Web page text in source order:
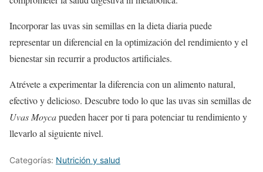
Incorporar las uvas sin semillas en la dieta diaria puede
representar un diferencial en la optimización del rendimiento y el
bienestar sin recurrir a productos artificiales.
Atrévete a experimentar la diferencia con un alimento natural,
efectivo y delicioso. Descubre todo lo que las uvas sin semillas de
Uvas Moycapueden hacer por ti para potenciar tu rendimiento y
llevarlo al siguiente nivel.
Categorías: Nutrición y salud